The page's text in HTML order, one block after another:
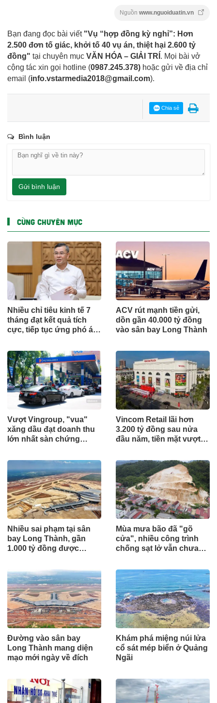
Nguồn www.nguoiduatin.vn
Bạn đang đọc bài viết "Vụ “hợp đồng kỳ nghỉ”: Hơn
2.500 đơn tố giác, khởi tố 40 vụ án, thiệt hại 2.600 tỷ
đồng" tại chuyên mục VĂN HÓA – GIẢI TRÍ . Mọi bài vở
cộng tác xin gọi hotline (0987.245.378) hoặc gửi về địa chỉ
email (info.vstarmedia2018@gmail.com).
Chia sẻ
Bình luận
Gửi bình luận
CÙNG CHUYÊN MỤC
Nhiều chỉ tiêu kinh tế 7
tháng đạt kết quả tích
cực, tiếp tục ứng phó áp
ACV rút mạnh tiền gửi,
dồn gần 40.000 tỷ đồng
vào sân bay Long Thành
Vượt Vingroup, "vua"
xăng dầu đạt doanh thu
lớn nhất sàn chứng
Vincom Retail lãi hơn
3.200 tỷ đồng sau nửa
đầu năm, tiền mặt vượt
Nhiều sai phạm tại sân
bay Long Thành, gần
1.000 tỷ đồng được
Mùa mưa bão đã "gõ
cửa", nhiều công trình
chống sạt lở vẫn chưa
Đường vào sân bay
Long Thành mang diện
mạo mới ngày về đích
Khám phá miệng núi lửa
cổ sát mép biển ở Quảng
Ngãi